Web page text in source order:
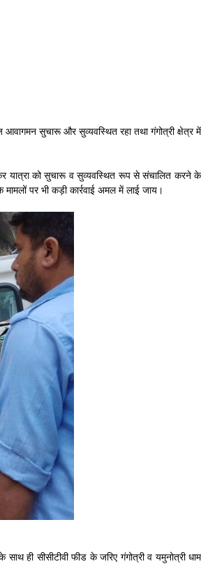
सुचारू और सुव्यवस्थित रहा तथा गंगोत्री क्षेत्र में
यात्रा को सुचारू व सुव्यवस्थित रूप से संचालित करने के
मामलों पर भी कड़ी कार्रवाई अमल में लाई जाय।
ही सीसीटीवी फीड के जरिए गंगोत्री व यमुनोत्री धाम